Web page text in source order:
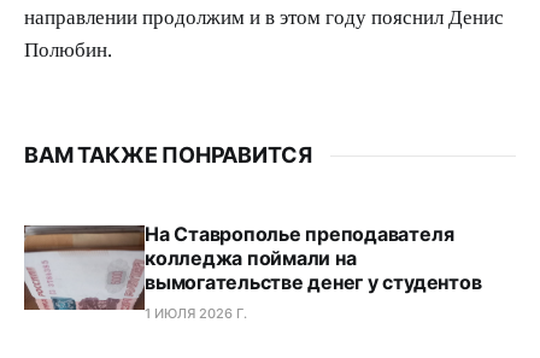
направлении продолжим и в этом году пояснил Денис
Полюбин.
ВАМ ТАКЖЕ ПОНРАВИТСЯ
На Ставрополье преподавателя
колледжа поймали на
вымогательстве денег у студентов
1 ИЮЛЯ 2026 Г.